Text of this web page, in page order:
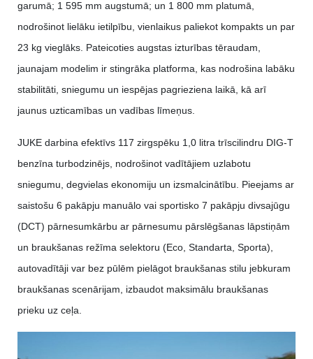
garumā; 1 595 mm augstumā; un 1 800 mm platumā,
nodrošinot lielāku ietilpību, vienlaikus paliekot kompakts un par
23 kg vieglāks. Pateicoties augstas izturības tēraudam,
jaunajam modelim ir stingrāka platforma, kas nodrošina labāku
stabilitāti, sniegumu un iespējas pagrieziena laikā, kā arī
jaunus uzticamības un vadības līmeņus.
JUKE darbina efektīvs 117 zirgspēku 1,0 litra trīscilindru DIG-T
benzīna turbodzinējs, nodrošinot vadītājiem uzlabotu
sniegumu, degvielas ekonomiju un izsmalcinātību. Pieejams ar
saistošu 6 pakāpju manuālo vai sportisko 7 pakāpju divsajūgu
(DCT) pārnesumkārbu ar pārnesumu pārslēgšanas lāpstiņām
un braukšanas režīma selektoru (Eco, Standarta, Sporta),
autovadītāji var bez pūlēm pielāgot braukšanas stilu jebkuram
braukšanas scenārijam, izbaudot maksimālu braukšanas
prieku uz ceļa.